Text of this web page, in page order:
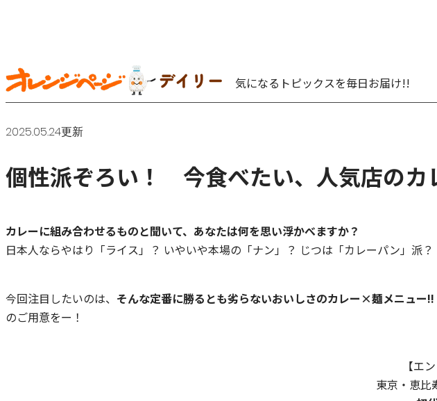
気になるトピックスを毎日お届け!!
2025.05.24更新
個性派ぞろい！ 今食べたい、人気店のカ
カレーに組み合わせるものと聞いて、あなたは何を思い浮かべますか？
日本人ならやはり「ライス」？ いやいや本場の「ナン」？ じつは「カレーパン」派？
今回注目したいのは、 そんな定番に勝るとも劣らないおいしさのカレー×麺メニュー!!
のご用意をー！
【エ
東京・恵比